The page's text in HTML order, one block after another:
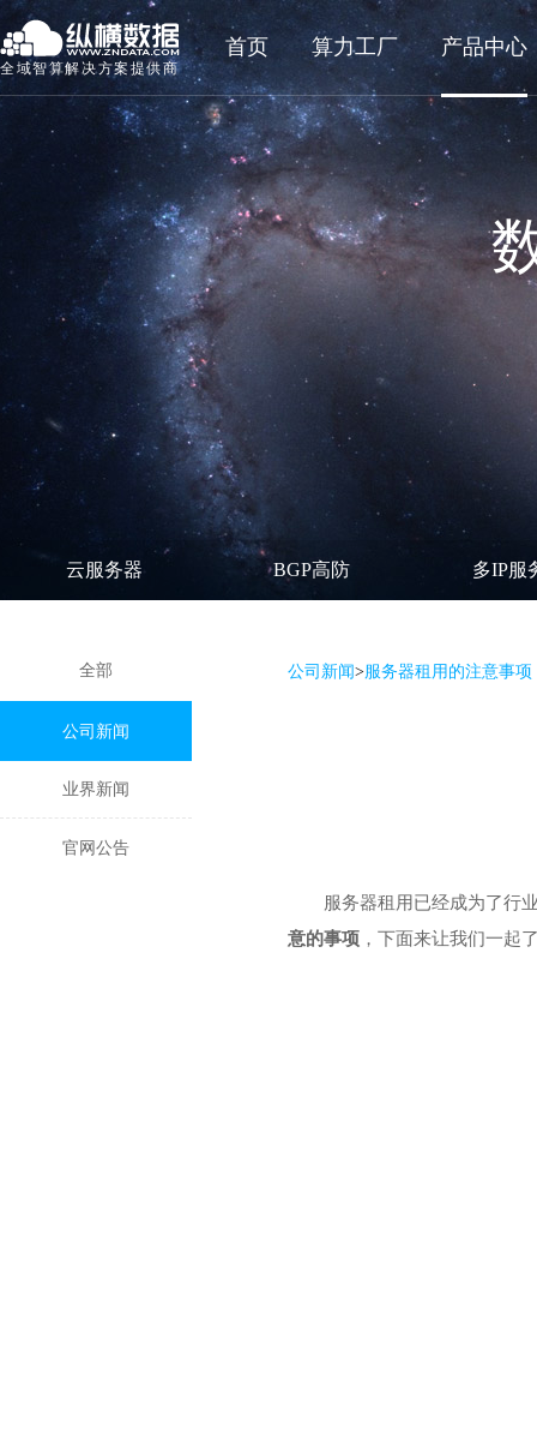
全域智算解决方案提供商
首页 算力工厂 产品中心
云服务器 BGP高防 多IP服
全部
公司新闻
业界新闻
官网公告
公司新闻>服务器租用的注意事项
服务器租用已经成为了行
意的事项 ，下面来让我们一起